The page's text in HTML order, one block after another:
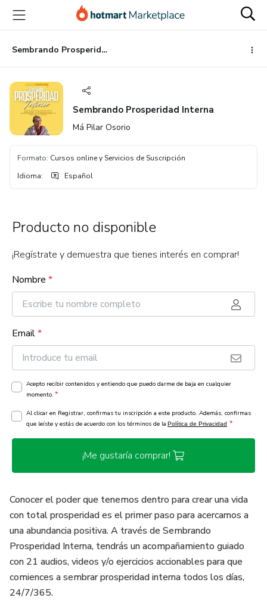
principal
página
de
página
Sembrando Prosperidad Interna
Sembrando Prosperidad Interna
Má Pilar Osorio
Formato: Cursos online y Servicios de Suscripción
Idioma: Español
Producto no disponible
¡Regístrate y demuestra que tienes interés en comprar!
Nombre *
Email*
Acepto recibir contenidos y entiendo que puedo darme de baja en cualquier
momento. *
Al clicar en Registrar, confirmas tu inscripción a este producto. Además, confirmas
que leíste y estás de acuerdo con los términos de la Política de Privacidad *
¡Me gustaría comprar!
Conocer el poder que tenemos dentro para crear una vida
con total prosperidad es el primer paso para acercarnos a
una abundancia positiva. A través de Sembrando
Prosperidad Interna, tendrás un acompañamiento guiado
con 21 audios, videos y/o ejercicios accionables para que
comiences a sembrar prosperidad interna todos los días,
24/7/365.